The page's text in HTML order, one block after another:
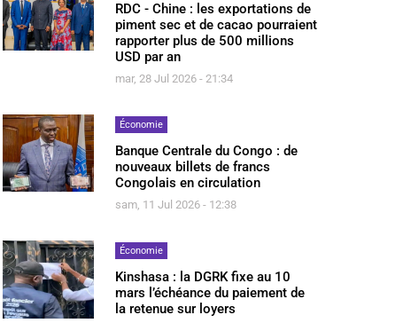
RDC - Chine : les exportations de
piment sec et de cacao pourraient
rapporter plus de 500 millions
USD par an
mar, 28 Jul 2026 - 21:34
Économie
Banque Centrale du Congo : de
nouveaux billets de francs
Congolais en circulation
sam, 11 Jul 2026 - 12:38
Économie
Kinshasa : la DGRK fixe au 10
mars l’échéance du paiement de
la retenue sur loyers